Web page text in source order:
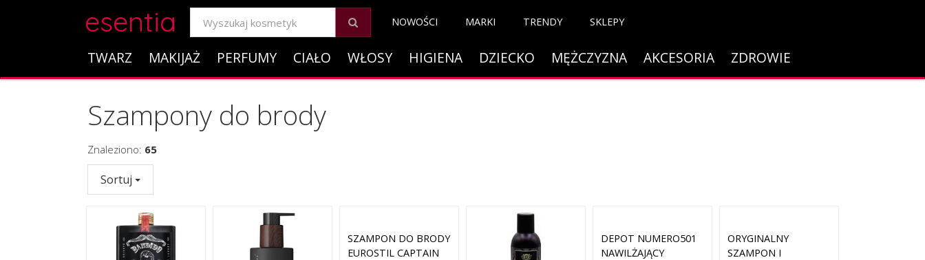
esentia NOWOŚCI MARKI TRENDY SKLEPY
TWARZ MAKIJAŻ PERFUMY CIAŁO WŁOSY HIGIENA DZIECKO MĘŻCZYZNA AKCESORIA ZDROWIE
Szampony do brody
Znaleziono: 65
Sortuj
SZAMPON DO BRODY
EUROSTIL CAPTAIN
DEPOT NUMERO501
NAWILŻAJĄCY
ORYGINALNY
SZAMPON I